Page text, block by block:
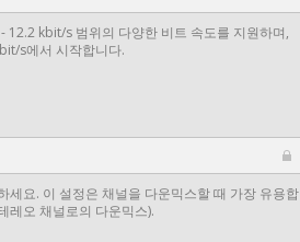
12.2 kbit/s 범위의 다양한 비트 속도를 지원하며,
s에서 시작합니다.
세요. 이 설정은 채널을 다운믹스할 때 가장 유용합
레오 채널로의 다운믹스).